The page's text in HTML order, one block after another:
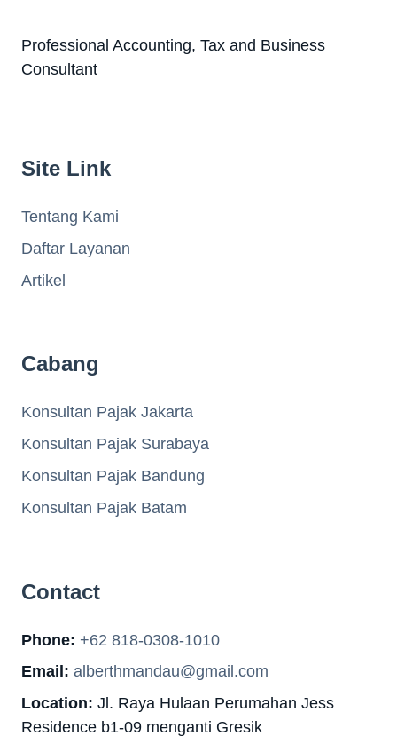
Professional Accounting, Tax and Business
Consultant
Site Link
Tentang Kami
Daftar Layanan
Artikel
Cabang
Konsultan Pajak Jakarta
Konsultan Pajak Surabaya
Konsultan Pajak Bandung
Konsultan Pajak Batam
Contact
Phone: +62 818-0308-1010
Email: alberthmandau@gmail.com
Location: Jl. Raya Hulaan Perumahan Jess
Residence b1-09 menganti Gresik